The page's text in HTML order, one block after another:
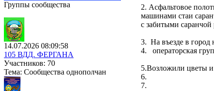
Группы сообщества
14.07.2026 08:09:58
105 ВДД. ФЕРГАНА
Участников: 70
Тема: Сообщества однополчан
2. Асфальтовое
машинами стаи
с забитыми саранчой
3. На въезде в город
4. операторская
5.Возложили цветы
6.
7.